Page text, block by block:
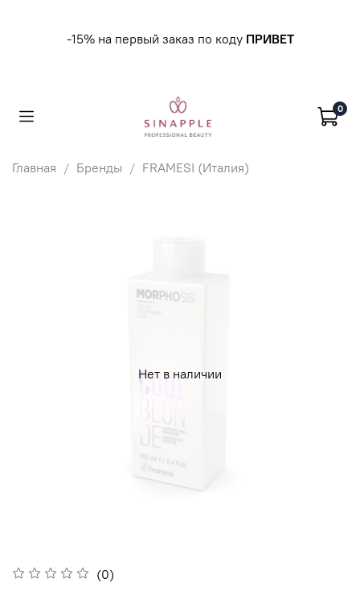
-15% на первый заказ по коду ПРИВЕТ
0
Главная Бренды FRAMESI (Италия)
Нет в наличии
(0)